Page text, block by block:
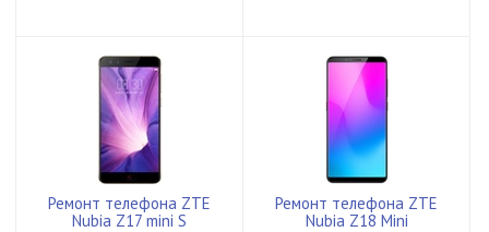
Ремонт телефона ZTE
Nubia Z17 mini S
Ремонт телефона ZTE
Nubia Z18 Mini